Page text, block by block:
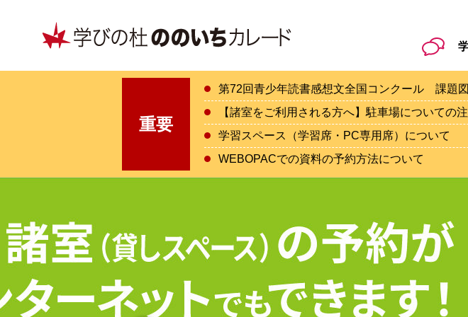
重要
第72回青少年読書感想文全国コンクール 課題
【諸室をご利用される方へ】駐車場についての
学習スペース（学習席・PC専用席）について
WEBOPACでの資料の予約方法について